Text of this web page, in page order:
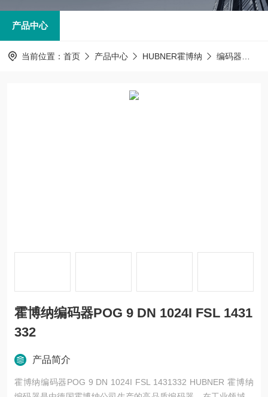
产品中心
当前位置： 首页 产品中心 HUBNER霍博纳 编码器
霍博纳编码器POG 9 DN 1024I FSL 1431
332
产品简介
霍博纳编码器POG 9 DN 1024I FSL 1431332 HUBNER 霍博纳